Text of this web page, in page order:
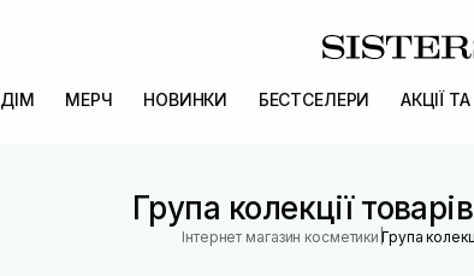
ДІМ МЕРЧ НОВИНКИ БЕСТСЕЛЕРИ АКЦІЇ
Група колекції
Інтернет магазин косметики |Група